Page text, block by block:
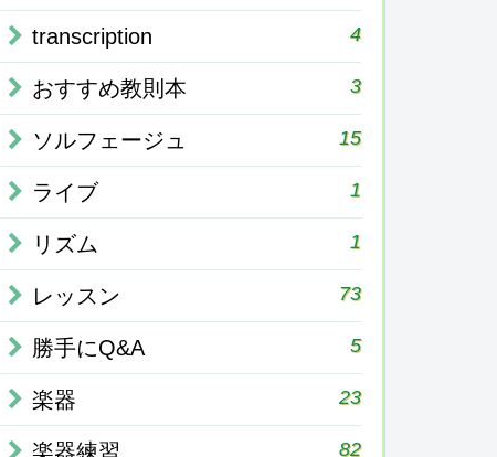
transcription 4
おすすめ教則本 3
ソルフェージュ 15
ライブ 1
リズム 1
レッスン 73
勝手にQ&A 5
楽器 23
楽器練習 82